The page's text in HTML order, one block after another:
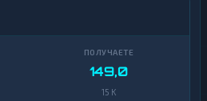
149,0
15 K